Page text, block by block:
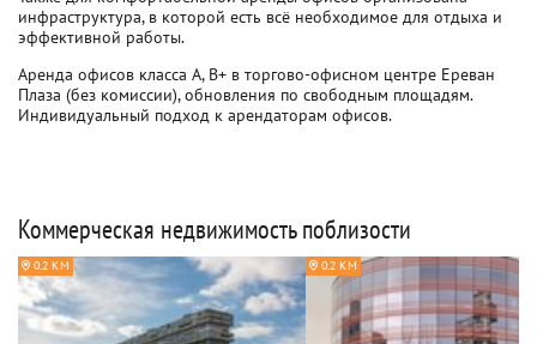
инфраструктура, в которой есть всё необходимое для отдыха и
эффективной работы.
Аренда офисов класса A, B+ в торгово-офисном центре Ереван
Плаза (без комиссии), обновления по свободным площадям.
Индивидуальный подход к арендаторам офисов.
Коммерческая недвижимость поблизости
0.2 КМ 0.2 КМ